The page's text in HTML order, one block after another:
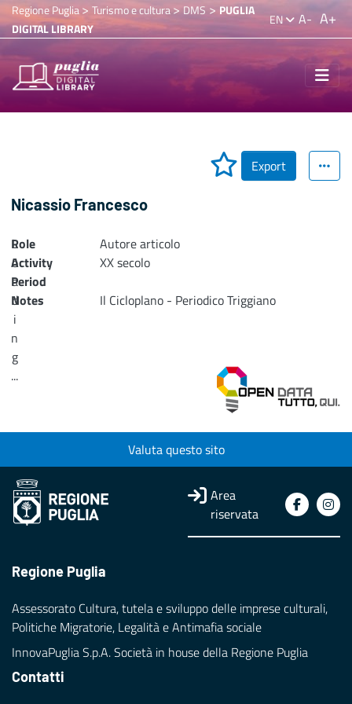
Regione Puglia> Turismo e cultura>DMS > PUGLIA
DIGITAL LIBRARY
EN A- A+
Export
Nicassio Francesco
L
o
a
d
i
n
g
...
Role
Autore articolo
Activity
Period
XX secolo
Notes
Il Cicloplano - Periodico Triggiano
Valuta questo sito
Area
riservata
Regione Puglia
Assessorato Cultura, tutela e sviluppo delle imprese culturali,
Politiche Migratorie, Legalità e Antimafia sociale
InnovaPuglia S.p.A. Società in house della Regione Puglia
Contatti